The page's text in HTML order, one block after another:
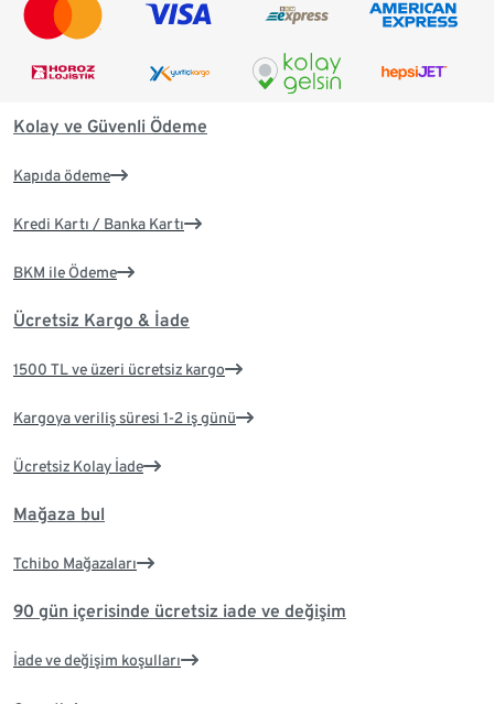
Kolay ve Güvenli Ödeme
Kapıda ödeme
Kredi Kartı / Banka Kartı
BKM ile Ödeme
Ücretsiz Kargo & İade
1500 TL ve üzeri ücretsiz kargo
Kargoya veriliş süresi 1-2 iş günü
Ücretsiz Kolay İade
Mağaza bul
Tchibo Mağazaları
90 gün içerisinde ücretsiz iade ve değişim
İade ve değişim koşulları